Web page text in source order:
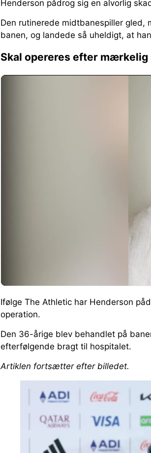
Henderson pådrog sig en alvorlig
Den rutinerede midtbanespiller gled,
banen, og landede så uheldigt, at
Skal opereres efter mærkelig
Ifølge The Athletic har Henderson
operation.
Den 36-årige blev behandlet på
efterfølgende bragt til hospitalet.
Artiklen fortsætter efter billedet.